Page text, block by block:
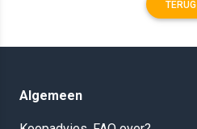
TERUG
Algemeen